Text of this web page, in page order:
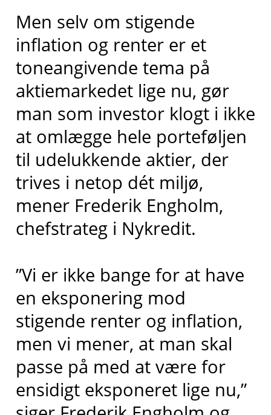
Men selv om stigende
inflation og renter er et
toneangivende tema på
aktiemarkedet lige nu, gør
man som investor klogt i ikke
at omlægge hele porteføljen
til udelukkende aktier, der
trives i netop dét miljø,
mener Frederik Engholm,
chefstrateg i Nykredit.
”Vi er ikke bange for at have
en eksponering mod
stigende renter og inflation,
men vi mener, at man skal
passe på med at være for
ensidigt eksponeret lige nu,”